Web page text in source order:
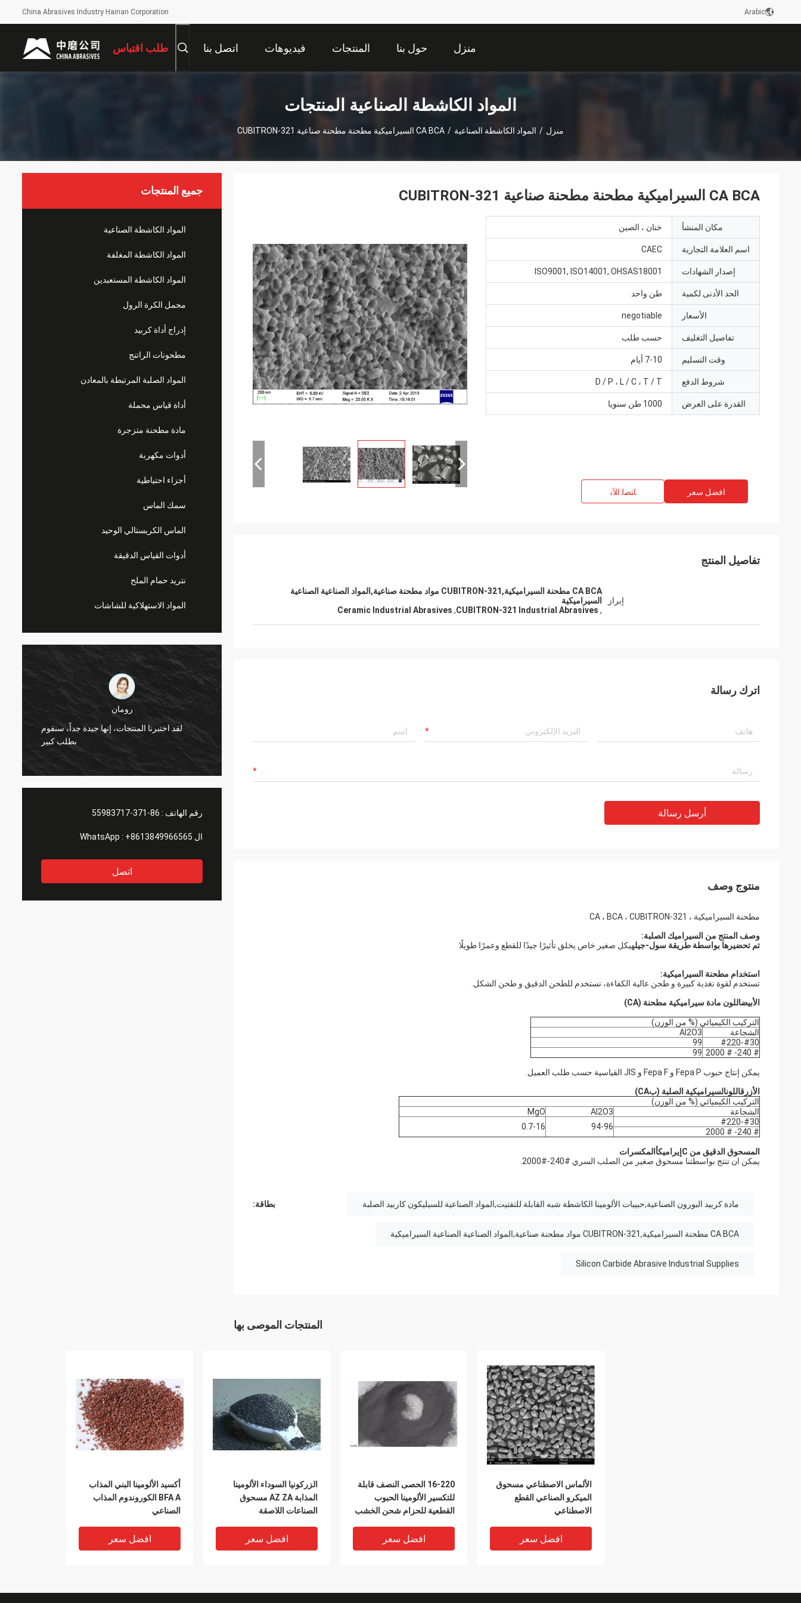
China Abrasives Industry Hainan Corporation Arabic
منزل حول بنا المنتجات فيديوهات اتصل بنا طلب اقتباس
المواد الكاشطة الصناعية المنتجات
منزل / المواد الكاشطة الصناعية / CA BCA السيراميكية مطحنة مطحنة صناعية CUBITRON-321
جميع المنتجات
المواد الكاشطة الصناعية
المواد الكاشطة المغلفة
المواد الكاشطة المستعبدين
محمل الكرة الرول
إدراج أداة كربيد
مطحونات الراتنج
المواد الصلبة المرتبطة بالمعادن
أداة قياس محملة
مادة مطحنة متزجرة
أدوات مكهربة
أجزاء احتياطية
سمك الماس
الماس الكريستالي الوحيد
أدوات القياس الدقيقة
نتريد حمام الملح
المواد الاستهلاكية للشاشات
رومان
لقد اختبرنا المنتجات، إنها جيدة جداً، سنقوم
بطلب كبير
الذي نعمل معه. نأمل أن نستمر في التعاون في
رقم الهاتف : 86-371-55983717
ال WhatsApp : +8613849966565
اتصل
CA BCA السيراميكية مطحنة مطحنة صناعية CUBITRON-321
مكان المنشأ خنان ، الصين
اسم العلامة التجارية CAEC
إصدار الشهادات ISO9001, ISO14001, OHSAS18001
الحد الأدنى لكمية طن واحد
الأسعار negotiable
تفاصيل التغليف حسب طلب
وقت التسليم 7-10 أيام
شروط الدفع D / P ، L / C ، T / T
القدرة على العرض 1000 طن سنويا
افضل سعر ﺎﺘﺼﻟ ﺍﻶﻧ
تفاصيل المنتج
إبراز
CA BCA مطحنة السيراميكية,CUBITRON-321 مواد مطحنة صناعية,المواد الصناعية الصناعية
السيراميكية
,
CUBITRON-321 Industrial Abrasives
,
Ceramic Industrial Abrasives
اترك رسالة
أرسل رسالة
منتوج وصف
مطحنة السيراميكية ، CA ، BCA ، CUBITRON-321
وصف المنتج من السيراميك الصلبة:
تم تحضيرها بواسطة طريقة سول-جيلهيكل صغير خاص يخلق تأثيرًا جيدًا للقطع وعمرًا طويلًا
استخدام مطحنة السيراميكية:
تستخدم لقوة تغذية كبيرة و طحن عالية الكفاءة، تستخدم للطحن الدقيق و طحن الشكل.
الأبيضاللون مادة سيراميكية مطحنة (CA)
التركيب الكيميائي (% من الوزن)
الشجاعة
Al2O3
#30-#220
99
# 240- # 2000
99
يمكن إنتاج حبوب Fepa P و Fepa F و JIS القياسية حسب طلب العميل.
الأزرقاللونالسيراميكية الصلبة (بCA)
التركيب الكيميائي (% من الوزن)
الشجاعة
Al2O3
MgO
#30-#220
94-96
0.7-16
# 240- # 2000
المسحوق الدقيق من C إيراميكأ المكسرات
يمكن ان تنتج بواسطتنا مسحوق صغير من الصلب السري #240-#2000.
بطاقة: مادة كربيد البورون الصناعية,حبيبات الألومينا الكاشطة شبه القابلة للتفتيت,المواد الصناعية للسيليكون كاربيد الصلبة
CA BCA مطحنة السيراميكية,CUBITRON-321 مواد مطحنة صناعية,المواد الصناعية الصناعية السيراميكية
Silicon Carbide Abrasive Industrial Supplies
المنتجات الموصى بها
أكسيد الألومينا البني المذاب
BFA A الكوروندوم المذاب
الصناعي
افضل سعر
الزركونيا السوداء الألومينا
المذابة AZ ZA مسحوق
الصناعات اللاصقة
افضل سعر
16-220 الحصى النصف قابلة
للتكسير الألومينا الحبوب
القطعية للحزام شحن الخشب
افضل سعر
الألماس الاصطناعي مسحوق
الميكرو الصناعي القطع
الاصطناعي
افضل سعر